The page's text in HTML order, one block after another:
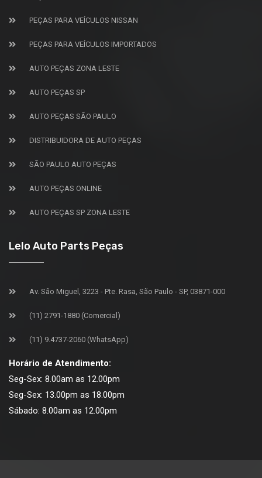
PEÇAS PARA VEÍCULOS NISSAN
PEÇAS PARA VEÍCULOS IMPORTADOS
AUTO PEÇAS ZONA LESTE
AUTO PEÇAS SP
AUTO PEÇAS SÃO PAULO
DISTRIBUIDORA DE AUTO PEÇAS
SÃO PAULO AUTO PEÇAS
AUTO PEÇAS ONLINE
AUTO PEÇAS SP ZONA LESTE
Lelo Auto Parts Peças
Av. São Miguel, 3223 - Pte. Rasa, São Paulo - SP, 03871-000
(11) 2791-1880 (Comercial)
(11) 9.4737-2060 (WhatsApp)
Horário de Atendimento:
Seg-Sex: 8.00am as 12.00pm
Seg-Sex: 13.00pm as 18.00pm
Sábado: 8.00am as 12.00pm